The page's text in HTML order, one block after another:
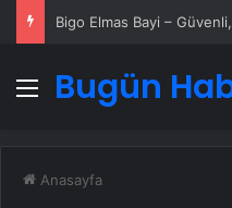
Menü
Bugün
Anasayfa